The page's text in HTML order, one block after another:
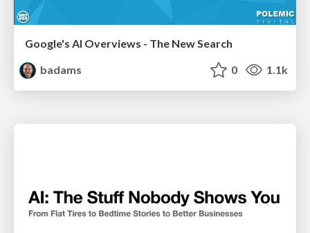
Google's AI Overviews - The New Search
badams
0 1.1k